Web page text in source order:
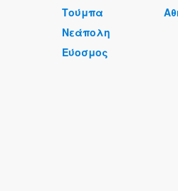
Τούμπα
Νεάπολη
Εύοσμος